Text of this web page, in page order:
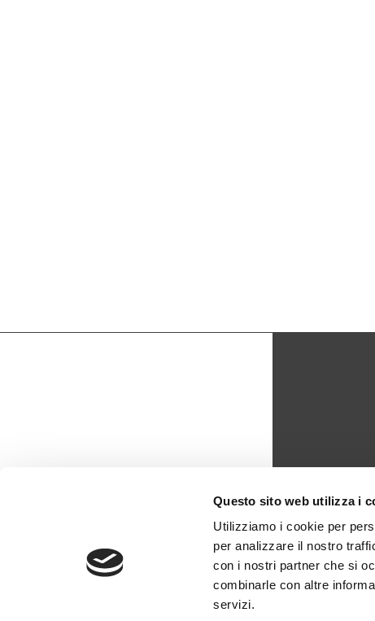
Questo sito web utilizza i
Utilizziamo i cookie per
per analizzare il nostro
con i nostri partner che si
combinarle con altre
servizi.
0429 -